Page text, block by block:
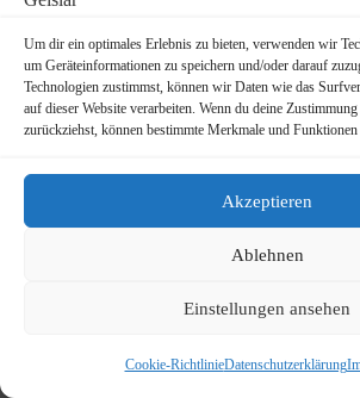
Um dir ein optimales Erlebnis zu bieten, verwenden wir
um Geräteinformationen zu speichern und/oder darauf
Technologien zustimmst, können wir Daten wie das
auf dieser Website verarbeiten. Wenn du deine
zurückziehst, können bestimmte Merkmale und
Akzeptieren
Ablehnen
Einstellungen ansehen
Cookie-RichtlinieDatenschutzerklärung
JUgendZEntrum Haus Michael 9.
DRK Blutspende am Mittwoch, den
(Haus der Begegnung St. Peter Vilich) 8.
3. November 2023
19.10.2023: Rundgang durch Geislar mit
Vertreter:innen der FDP (Kreisverband